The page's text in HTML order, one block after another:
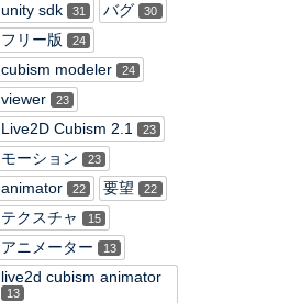
unity sdk 31 バグ 30
フリー版 24
cubism modeler 24
viewer 23
Live2D Cubism 2.1 23
モーション 23
animator 22 要望 22
テクスチャ 15
アニメーター 13
live2d cubism animator
13